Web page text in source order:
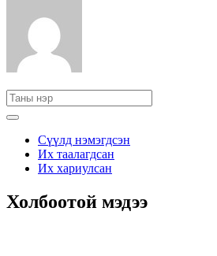
Сүүлд нэмэгдсэн
Их таалагдсан
Их хариулсан
Холбоотой мэдээ